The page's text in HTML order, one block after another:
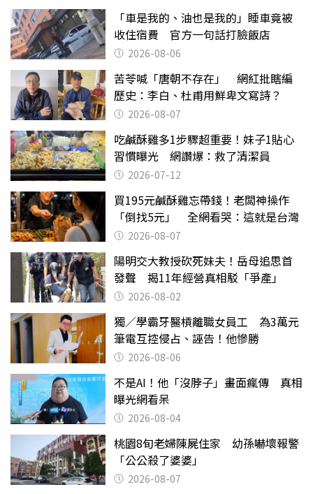
「車是我的、油也是我的」睡車竟被
收住宿費 官方一句話打臉飯店
2026-08-06
苦苓喊「唐朝不存在」 網紅批瞎編
歷史：李白、杜甫用鮮卑文寫詩？
2026-08-07
吃鹹酥雞多1步驟超重要！妹子1貼心
習慣曝光 網讚爆：救了清潔員
2026-07-12
買195元鹹酥雞忘帶錢！老闆神操作
「倒找5元」 全網看哭：這就是台灣
2026-08-07
陽明交大教授砍死妹夫！岳母追思首
發聲 揭11年經營真相駁「爭產」
2026-08-02
獨／學霸牙醫槓離職女員工 為3萬元
筆電互控侵占、誣告！他慘勝
2026-08-06
不是AI！他「沒脖子」畫面瘋傳 真相
曝光網看呆
2026-08-04
桃園8旬老婦陳屍住家 幼孫嚇壞報警
「公公殺了婆婆」
2026-08-07